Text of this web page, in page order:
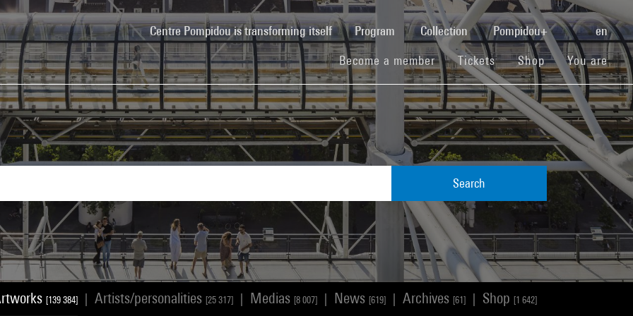
Centre Pompidou is transforming itself(current)Program Collection Pompidou+ en
Become a member(current)
Tickets(current)
Shop(current)You are
Search
[139 384] Artists/personalities [25 317] Medias [8 007] News [619] Archives [61] Shop [1 642]